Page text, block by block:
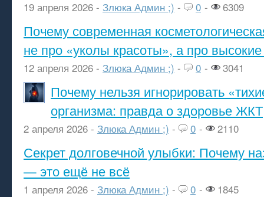
19 апреля 2026 - Злюка Админ ;) - 0 - 6309
Почему современная
не про «уколы красоты», а про высокие
12 апреля 2026 - Злюка Админ ;) - 0 - 3041
Почему нельзя игнорировать
организма: правда о здоровье ЖКТ
2 апреля 2026 - Злюка Админ ;) - 0 - 2110
Секрет долговечной улыбки: Почему
— это ещё не всё
1 апреля 2026 - Злюка Админ ;) - 0 - 1845